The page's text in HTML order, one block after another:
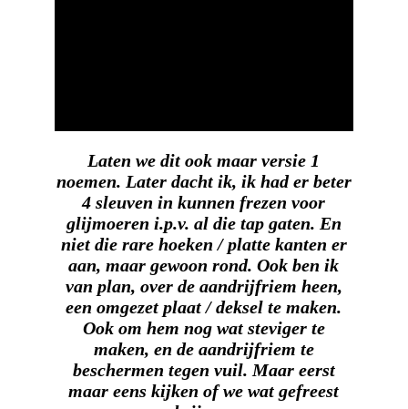
Laten we dit ook maar versie 1
noemen. Later dacht ik, ik had er beter
4 sleuven in kunnen frezen voor
glijmoeren i.p.v. al die tap gaten. En
niet die rare hoeken / platte kanten er
aan, maar gewoon rond. Ook ben ik
van plan, over de aandrijfriem heen,
een omgezet plaat / deksel te maken.
Ook om hem nog wat steviger te
maken, en de aandrijfriem te
beschermen tegen vuil. Maar eerst
maar eens kijken of we wat gefreest